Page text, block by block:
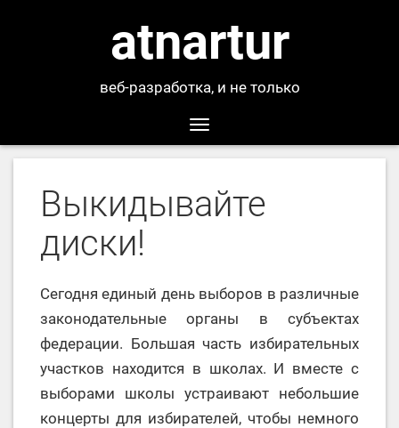
atnartur
веб-разработка, и не только
Toggle
navigation
Выкидывайте
диски!
Сегодня единый день выборов в различные
законодательные органы в субъектах
федерации. Большая часть избирательных
участков находится в школах. И вместе с
выборами школы устраивают небольшие
концерты для избирателей, чтобы немного